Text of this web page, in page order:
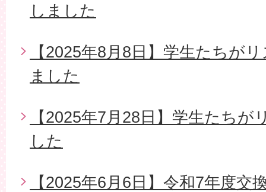
しました
【2025年8月8日】学生たちが
ました
【2025年7月28日】学生たち
した
【2025年6月6日】令和7年度交